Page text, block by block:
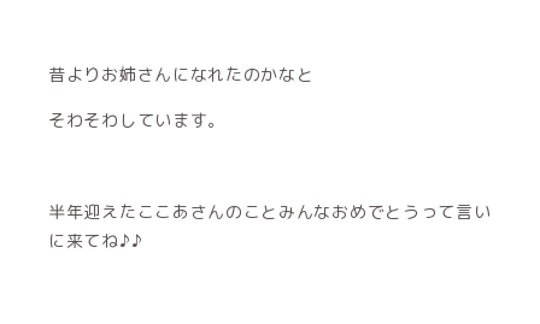
昔よりお姉さんになれたのかなと
そわそわしています。
半年迎えたここあさんのことみんなおめでとうって言い
に来てね♪♪